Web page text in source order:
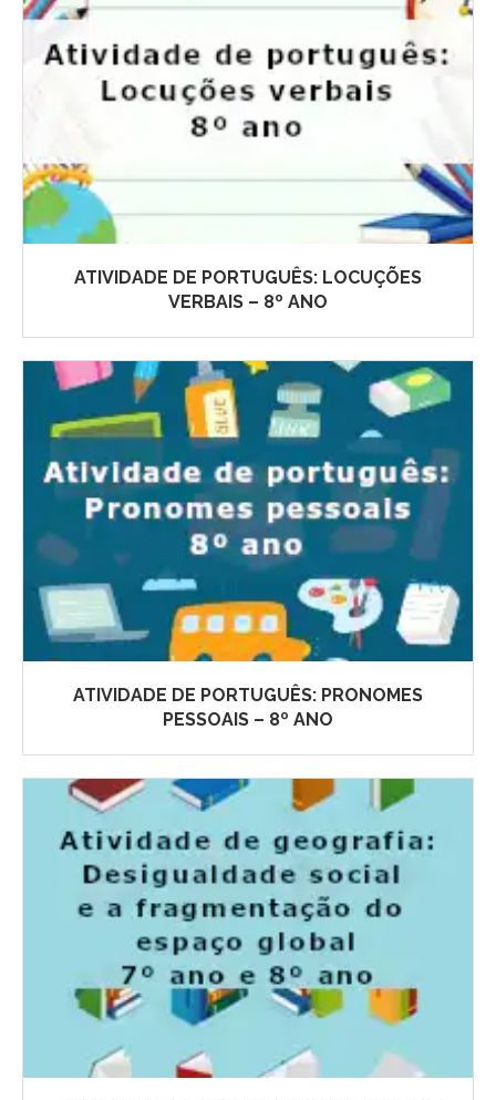
ATIVIDADE DE PORTUGUÊS: LOCUÇÕES
VERBAIS – 8º ANO
ATIVIDADE DE PORTUGUÊS: PRONOMES
PESSOAIS – 8º ANO